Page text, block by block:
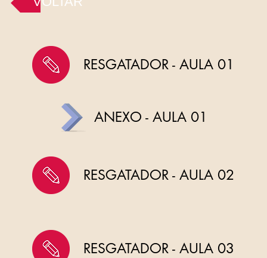
ANEXO - AULA 01
RESGATADOR - AULA 02
RESGATADOR - AULA 03
RESGATADOR - AULA 01